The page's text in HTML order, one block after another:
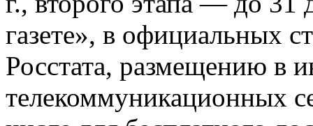
газете», в официальных
Росстата, размещению в
телекоммуникационных